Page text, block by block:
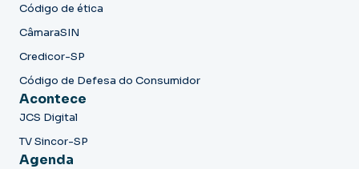
Código de ética
CâmaraSIN
Credicor-SP
Código de Defesa do Consumidor
Acontece
JCS Digital
TV Sincor-SP
Agenda